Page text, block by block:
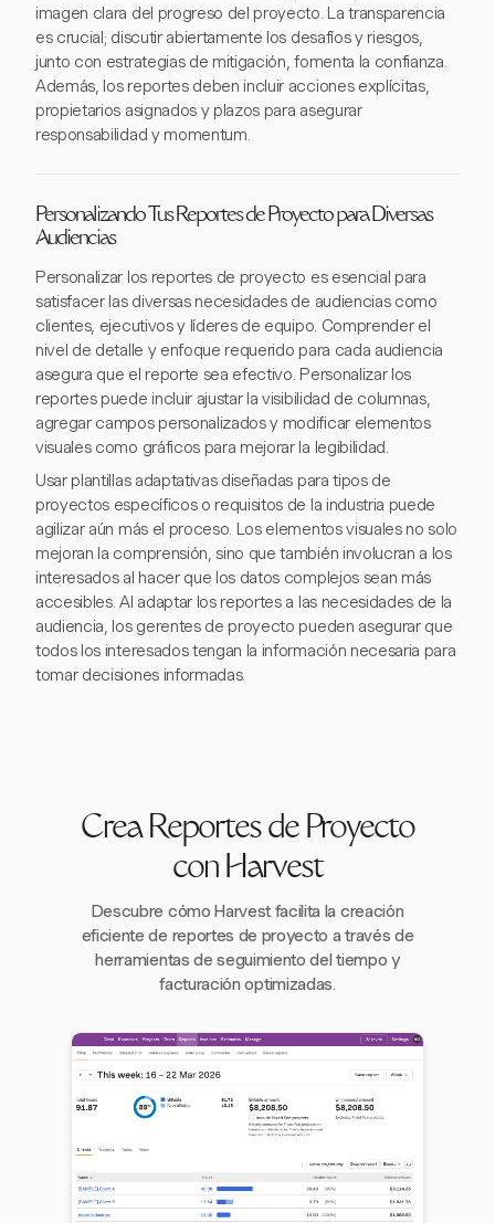
imagen clara del progreso del proyecto. La transparencia
es crucial; discutir abiertamente los desafíos y riesgos,
junto con estrategias de mitigación, fomenta la confianza.
Además, los reportes deben incluir acciones explícitas,
propietarios asignados y plazos para asegurar
responsabilidad y momentum.
Personalizando Tus Reportes de Proyecto para Diversas
Audiencias
Personalizar los reportes de proyecto es esencial para
satisfacer las diversas necesidades de audiencias como
clientes, ejecutivos y líderes de equipo. Comprender el
nivel de detalle y enfoque requerido para cada audiencia
asegura que el reporte sea efectivo. Personalizar los
reportes puede incluir ajustar la visibilidad de columnas,
agregar campos personalizados y modificar elementos
visuales como gráficos para mejorar la legibilidad.
Usar plantillas adaptativas diseñadas para tipos de
proyectos específicos o requisitos de la industria puede
agilizar aún más el proceso. Los elementos visuales no solo
mejoran la comprensión, sino que también involucran a los
interesados al hacer que los datos complejos sean más
accesibles. Al adaptar los reportes a las necesidades de la
audiencia, los gerentes de proyecto pueden asegurar que
todos los interesados tengan la información necesaria para
tomar decisiones informadas.
Crea Reportes de Proyecto
con Harvest
Descubre cómo Harvest facilita la creación
eficiente de reportes de proyecto a través de
herramientas de seguimiento del tiempo y
facturación optimizadas.